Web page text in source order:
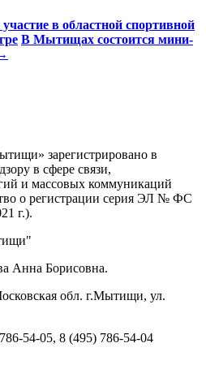
в областной спортивной
В Мытищах состоится мини-
зарегистрировано в
в сфере связи,
и массовых коммуникаций
о регистрации серия ЭЛ № ФС
г.).
Анна Борисовна.
обл. г.Мытищи, ул.
54-05, 8 (495) 786-54-04